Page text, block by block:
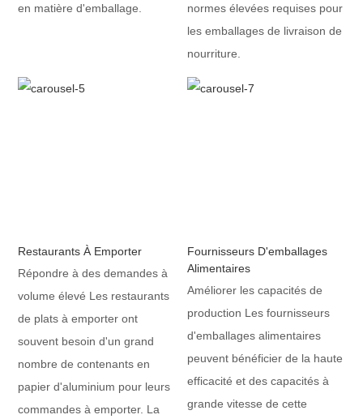
en matière d'emballage.
normes élevées requises pour
les emballages de livraison de
nourriture.
Restaurants À Emporter
Répondre à des demandes à
volume élevé Les restaurants
de plats à emporter ont
souvent besoin d'un grand
nombre de contenants en
papier d'aluminium pour leurs
commandes à emporter. La
Fournisseurs D'emballages
Alimentaires
Améliorer les capacités de
production Les fournisseurs
d'emballages alimentaires
peuvent bénéficier de la haute
efficacité et des capacités à
grande vitesse de cette